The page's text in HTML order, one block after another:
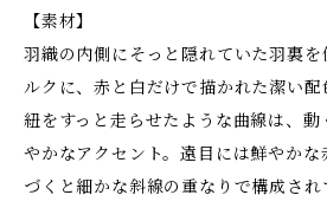
【素材】
羽織の内側にそっと隠れていた羽裏
ルクに、赤と白だけで描かれた潔い
紐をすっと走らせたような曲線は、
やかなアクセント。遠目には鮮やか
づくと細かな斜線の重なりで構成さ